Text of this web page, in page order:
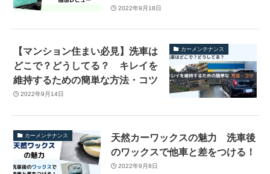
2022年9月18日
カーメンテナンス
【マンション住まい必見】洗車は
どこで？どうしてる？ キレイを
維持するための簡単な方法・コツ
2022年9月14日
カーメンテナンス
天然カーワックスの魅力 洗車後
のワックスで他車と差をつける！
2022年9月8日